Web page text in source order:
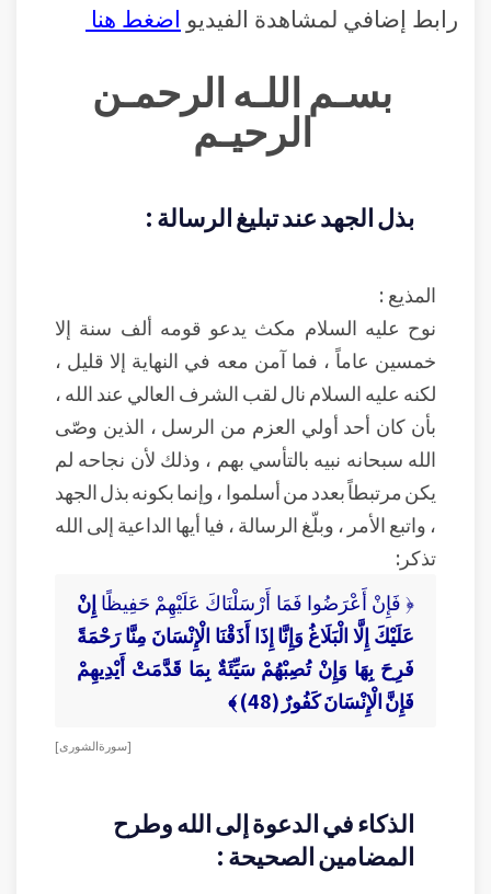
رابط إضافي لمشاهدة الفيديو اضغط هنا
بسـم اللـه الرحمـن
الرحيـم
بذل الجهد عند تبليغ الرسالة :
المذيع :
نوح عليه السلام مكث يدعو قومه ألف سنة إلا
خمسين عاماً ، فما آمن معه في النهاية إلا قليل ،
لكنه عليه السلام نال لقب الشرف العالي عند الله ،
بأن كان أحد أولي العزم من الرسل ، الذين وصّى
الله سبحانه نبيه بالتأسي بهم ، وذلك لأن نجاحه لم
يكن مرتبطاً بعدد من أسلموا ، وإنما بكونه بذل الجهد
، واتبع الأمر ، وبلّغ الرسالة ، فيا أيها الداعية إلى الله
تذكر:
﴿ فَإِنْ أَعْرَضُوا فَمَا أَرْسَلْنَاكَ عَلَيْهِمْ حَفِيظًا إِنْ
عَلَيْكَ إِلَّا الْبَلَاغُ وَإِنَّا إِذَا أَذَقْنَا الْإِنْسَانَ مِنَّا رَحْمَةً
فَرِحَ بِهَا وَإِنْ تُصِبْهُمْ سَيِّئَةٌ بِمَا قَدَّمَتْ أَيْدِيهِمْ
فَإِنَّ الْإِنْسَانَ كَفُورٌ (48) ﴾
[ سورة الشورى ]
الذكاء في الدعوة إلى الله وطرح
المضامين الصحيحة :